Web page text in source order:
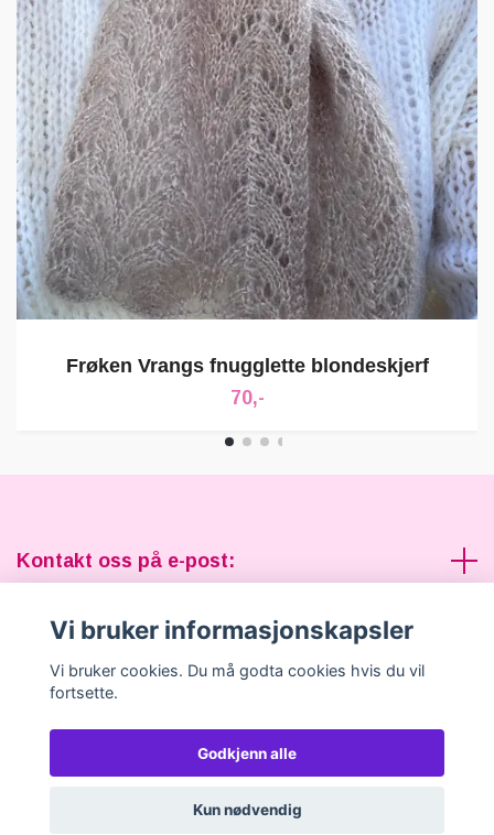
Frøken Vrangs fnugglette blondeskjerf
70,-
Kontakt oss på e-post:
Sosiale medier
© 2026 Frøken Vrang
Vi bruker informasjonskapsler
Vi bruker cookies. Du må godta cookies hvis du vil
fortsette.
Godkjenn alle
Kun nødvendig